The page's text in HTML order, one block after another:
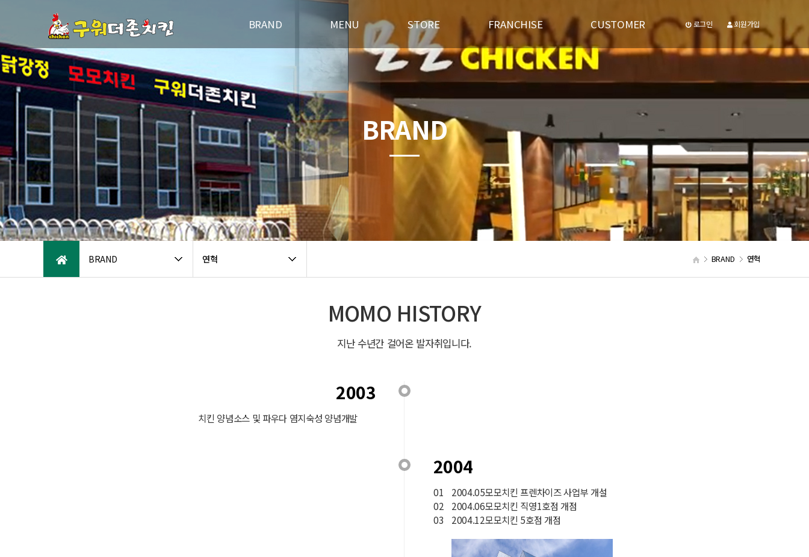
BRAND
연혁
패밀리브랜드소개
오시는 길
MENU
후라이드
오븐구이
기타안주
STORE
전국매장찾기
가맹점 홍보실
인테리어
FRANCHISE
창업경쟁력
개설절차
창업상담
CUSTOMER
유투브동영상
로그인 회원가입
BRAND 연혁 BRAND 연혁
BRAND
MOMO HISTORY
지난 수년간 걸어온 발자취입니다.
2003
치킨 양념소스 및 파우다 염지숙성 양념개발
2004
01
2004.05모모치킨 프렌차이즈 사업부 개설
02
2004.06모모치킨 직영1호점 개점
03
2004.12모모치킨 5호점 개점